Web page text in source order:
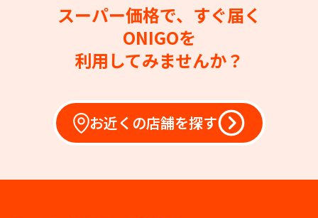
スーパー価格で、すぐ届く
ONIGOを
利用してみませんか？
お近くの店舗を探す